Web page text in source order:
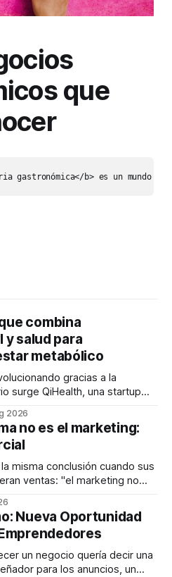
que
combina
salud para
metabólico
gracias a la
surge QiHealth, una startup
artificial y monitoreo
las personas a tomar mejores
Su propuesta busca
2026
no es el marketing:
misma conclusión cuando sus
ventas: "el marketing no
en otro lugar. Durante
SER PRO, el especialista en
Nueva Oportunidad
un negocio quería decir una
para los anuncios, un